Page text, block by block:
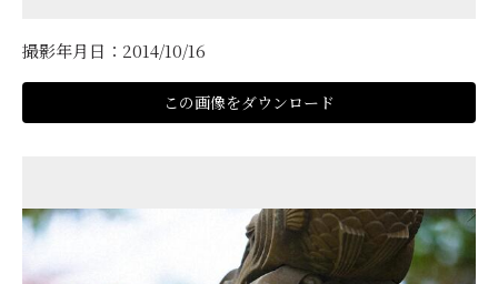
撮影年月日：2014/10/16
この画像をダウンロード